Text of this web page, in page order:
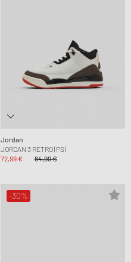
Jordan
JORDAN 3 RETRO (PS)
72,99 €
84,99 €
-30%